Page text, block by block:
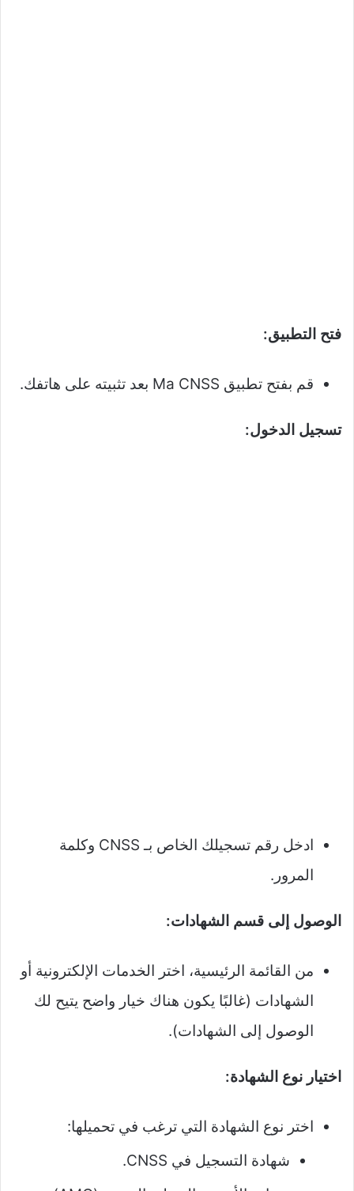
فتح التطبيق:
قم بفتح تطبيق Ma CNSS بعد تثبيته على هاتفك.
تسجيل الدخول:
ادخل رقم تسجيلك الخاص بـ CNSS وكلمة
المرور.
الوصول إلى قسم الشهادات:
من القائمة الرئيسية، اختر الخدمات الإلكترونية أو
الشهادات (غالبًا يكون هناك خيار واضح يتيح لك
الوصول إلى الشهادات).
اختيار نوع الشهادة:
اختر نوع الشهادة التي ترغب في تحميلها:
شهادة التسجيل في CNSS.